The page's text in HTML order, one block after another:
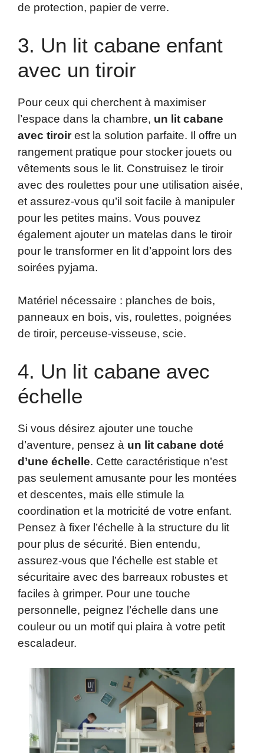
de protection, papier de verre.
3. Un lit cabane enfant
avec un tiroir
Pour ceux qui cherchent à maximiser
l’espace dans la chambre, un lit cabane
avec tiroirest la solution parfaite. Il offre un
rangement pratique pour stocker jouets ou
vêtements sous le lit. Construisez le tiroir
avec des roulettes pour une utilisation aisée,
et assurez-vous qu’il soit facile à manipuler
pour les petites mains. Vous pouvez
également ajouter un matelas dans le tiroir
pour le transformer en lit d’appoint lors des
soirées pyjama.
Matériel nécessaire : planches de bois,
panneaux en bois, vis, roulettes, poignées
de tiroir, perceuse-visseuse, scie.
4. Un lit cabane avec
échelle
Si vous désirez ajouter une touche
d’aventure, pensez à un lit cabane doté
d’une échelle. Cette caractéristique n’est
pas seulement amusante pour les montées
et descentes, mais elle stimule la
coordination et la motricité de votre enfant.
Pensez à fixer l’échelle à la structure du lit
pour plus de sécurité. Bien entendu,
assurez-vous que l’échelle est stable et
sécuritaire avec des barreaux robustes et
faciles à grimper. Pour une touche
personnelle, peignez l’échelle dans une
couleur ou un motif qui plaira à votre petit
escaladeur.